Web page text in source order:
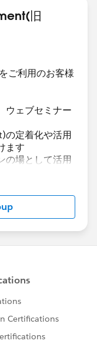
旧
ご利用のお客様
ウェブセミナー
の定着化や活用
ます
の場として活用
する総合コミ
pardot
ース・ジャパ
ます。
行動規範」に
trailblazerco